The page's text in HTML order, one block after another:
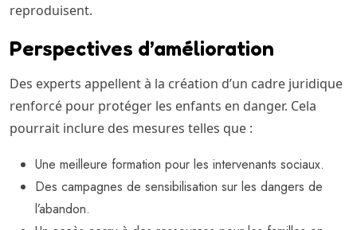
reproduisent.
Perspectives d’amélioration
Des experts appellent à la création d’un cadre juridique
renforcé pour protéger les enfants en danger. Cela
pourrait inclure des mesures telles que :
Une meilleure formation pour les intervenants sociaux.
Des campagnes de sensibilisation sur les dangers de
l’abandon.